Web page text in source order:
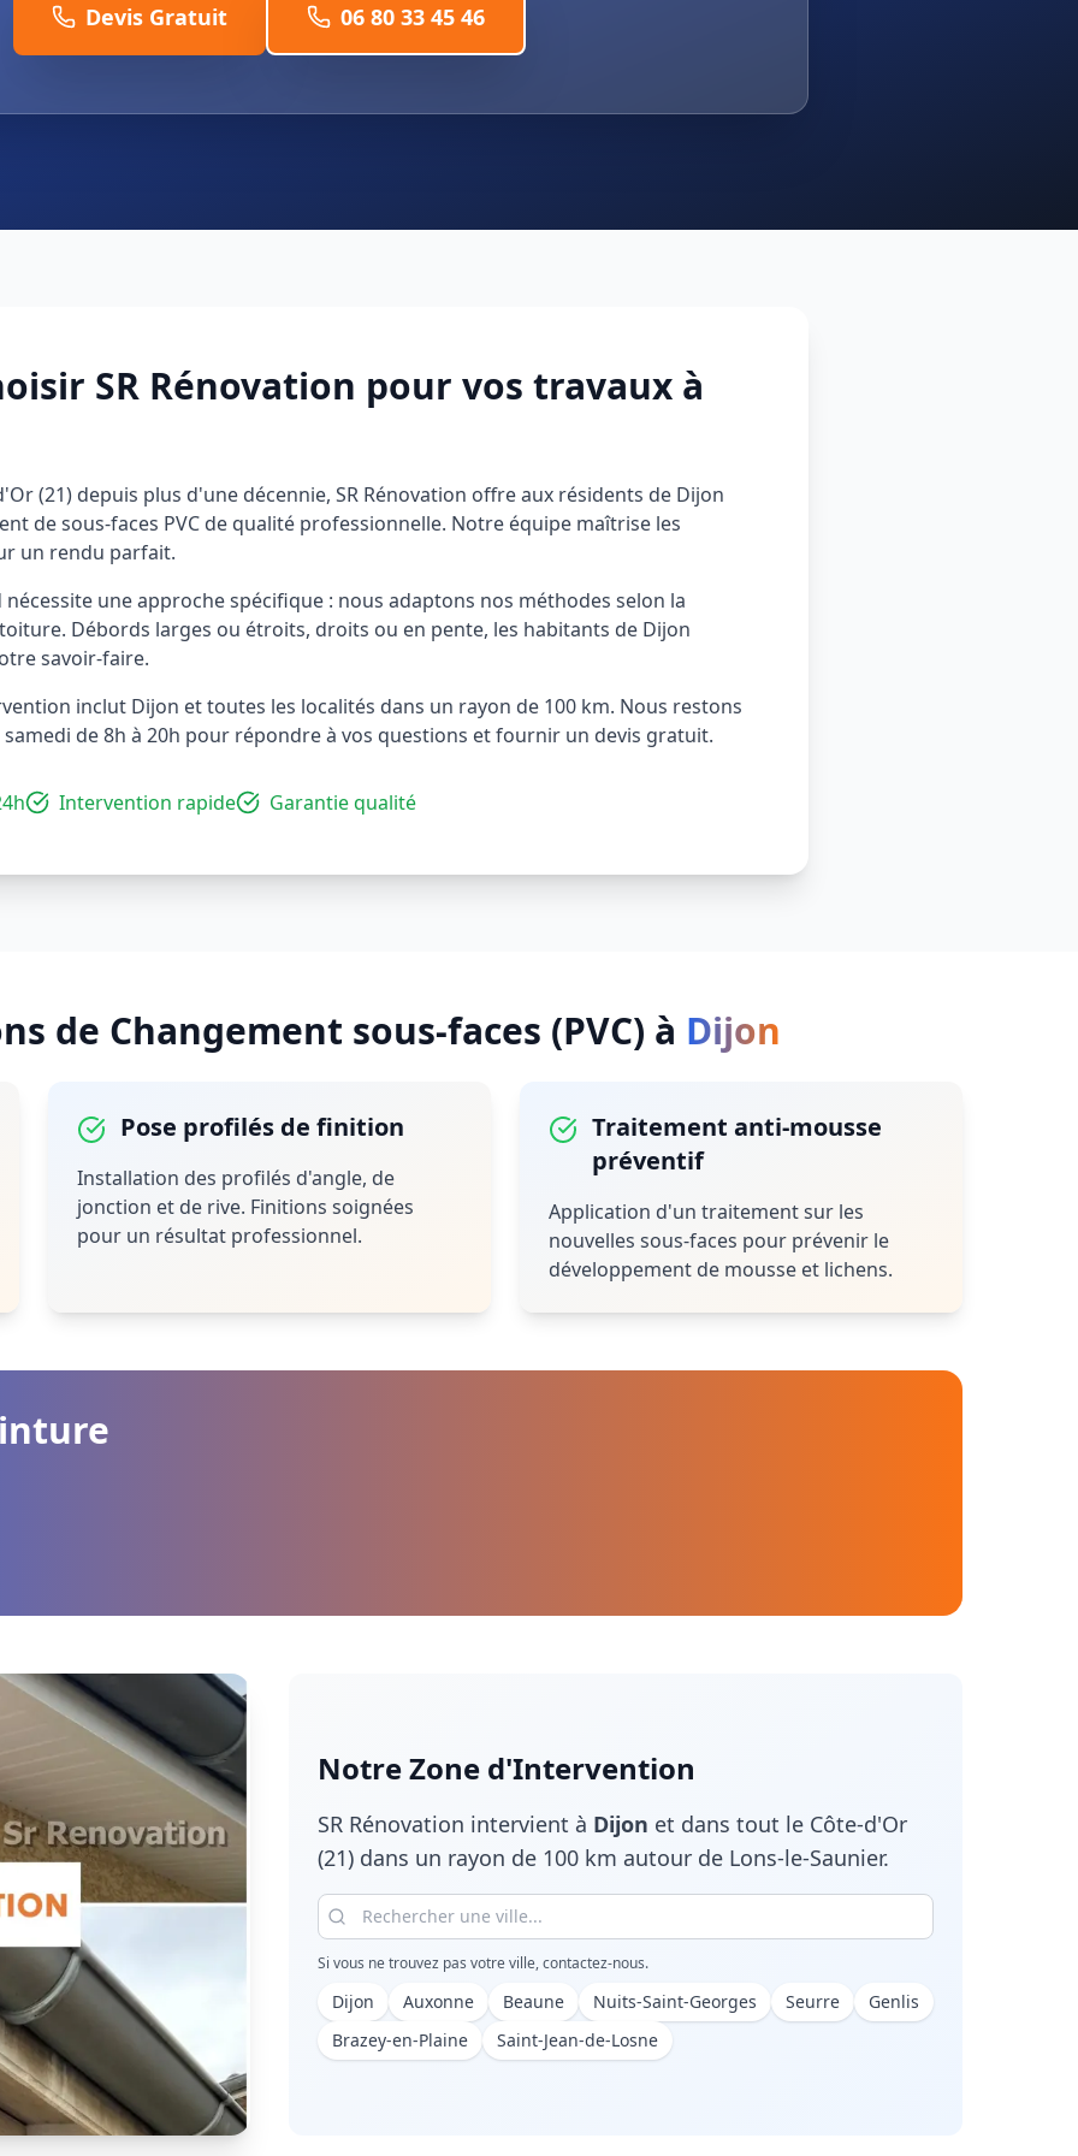
Devis Gratuit 06 80 33 45 46
SR Rénovation pour vos travaux à
(21) depuis plus d'une décennie, SR Rénovation offre aux résidents de Dijon
de sous-faces PVC de qualité professionnelle. Notre équipe maîtrise les
un rendu parfait.
une approche spécifique : nous adaptons nos méthodes selon la
Débords larges ou étroits, droits ou en pente, les habitants de Dijon
savoir-faire.
inclut Dijon et toutes les localités dans un rayon de 100 km. Nous restons
de 8h à 20h pour répondre à vos questions et fournir un devis gratuit.
Intervention rapide Garantie qualité
de Changement sous-faces (PVC) à Dijon
Pose profilés de finition
Installation des profilés d'angle, de
jonction et de rive. Finitions soignées
pour un résultat professionnel.
Traitement anti-mousse
préventif
Application d'un traitement sur les
nouvelles sous-faces pour prévenir le
développement de mousse et lichens.
Notre Zone d'Intervention
SR Rénovation intervient à Dijon et dans tout le Côte-d'Or
(21) dans un rayon de 100 km autour de Lons-le-Saunier.
Si vous ne trouvez pas votre ville, contactez-nous.
Dijon Auxonne Beaune Nuits-Saint-Georges Seurre
Genlis
Brazey-en-Plaine
Saint-Jean-de-Losne